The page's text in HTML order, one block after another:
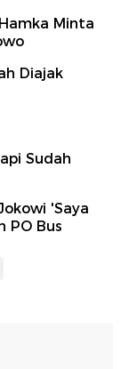
Minta
Diajak
Sudah
'Saya
PO Bus